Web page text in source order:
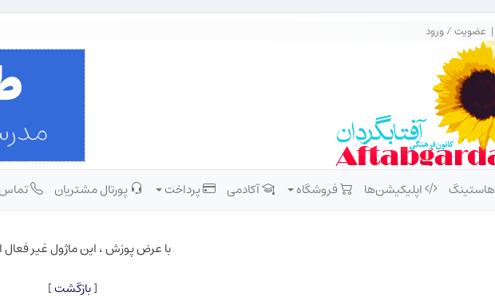
عضویت/ورود
هاستینگ اپلیکیشن‌ها فروشگاه آکادمی پرداخت پورتال مشتریان
با عرض پوزش ، این ماژول غیر
[بازگشت]